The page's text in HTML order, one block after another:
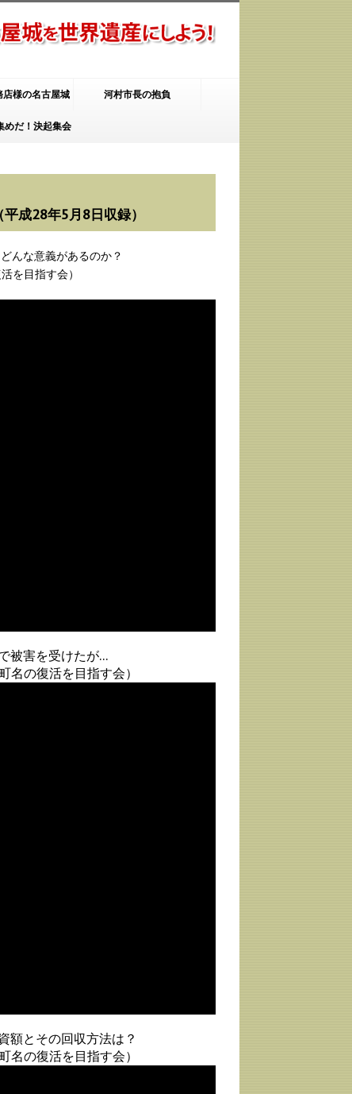
店様の名古屋城
元完成予想CG
河村市長の抱負
めだ！決起集会
成28年5月8日収録）
んな意義があるのか？
を目指す会）
被害を受けたが…
の復活を目指す会）
とその回収方法は？
の復活を目指す会）